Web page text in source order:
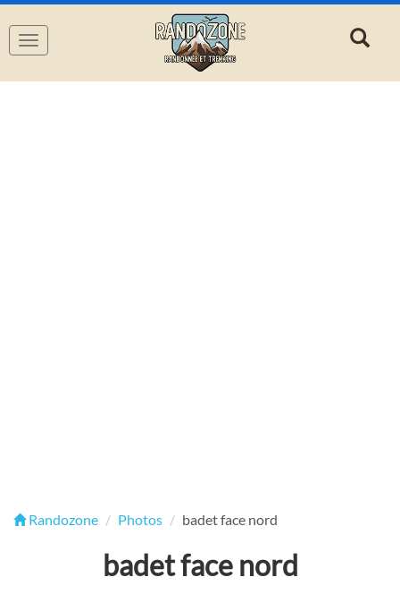
Navigation
Randozone Photos badet face nord
badet face nord